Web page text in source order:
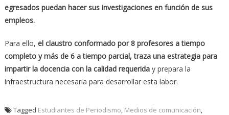
egresados puedan hacer sus investigaciones en función de sus
empleos.
Para ello, el claustro conformado por 8 profesores a tiempo
completo y más de 6 a tiempo parcial, traza una estrategia para
impartir la docencia con la calidad requeriday prepara la
infraestructura necesaria para desarrollar esta labor.
Tagged Estudiantes de Periodismo Medios de comunicación